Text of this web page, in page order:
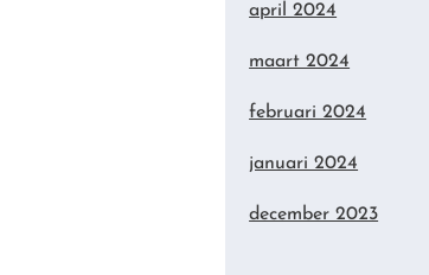
april 2024
maart 2024
februari 2024
januari 2024
december 2023